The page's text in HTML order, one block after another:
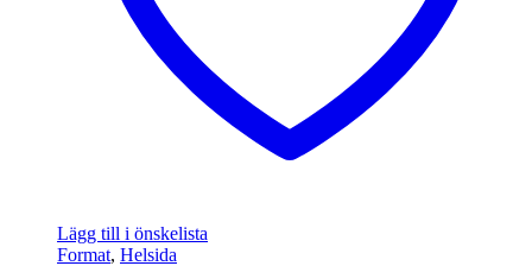
Lägg till i önskelista
Format, Helsida